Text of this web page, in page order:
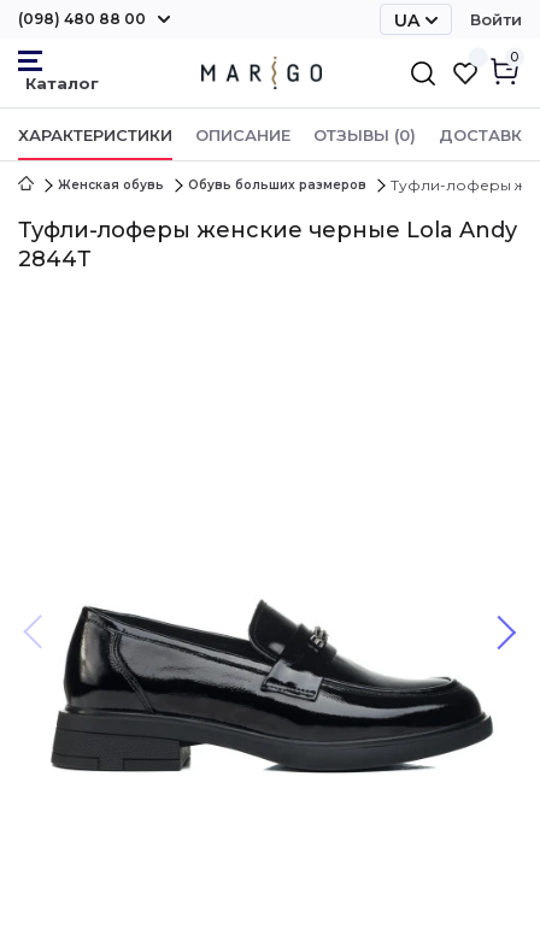
(098) 480 88 00 UA Войти
0
ХАРАКТЕРИСТИКИ ОПИСАНИЕ ОТЗЫВЫ (0) ДОСТАВКА
Женская обувь Обувь больших размеров Туфли-лоферы
Туфли-лоферы женские черные Lola Andy
2844Т